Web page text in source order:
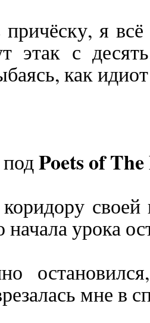
причёску, я
этак с
как
Poets of
своей
начала урока
мне в